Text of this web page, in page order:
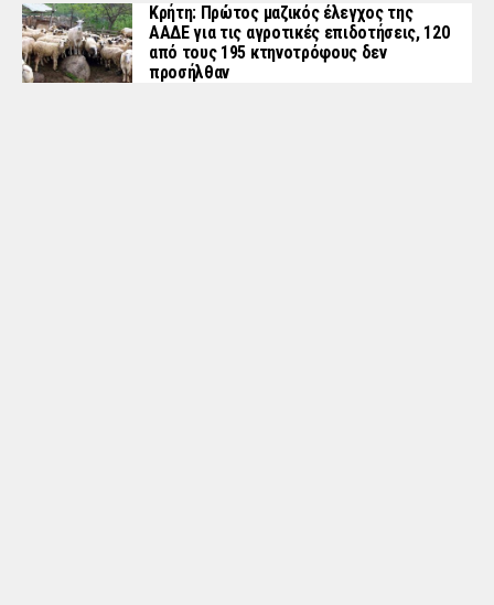
Κρήτη: Πρώτος μαζικός έλεγχος της
ΑΑΔΕ για τις αγροτικές επιδοτήσεις, 120
από τους 195 κτηνοτρόφους δεν
προσήλθαν